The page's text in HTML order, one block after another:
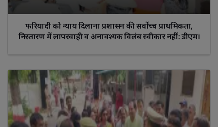
फरियादी को न्याय दिलाना प्रशासन की सर्वाेच्च प्राथमिकता,
निस्तारण में लापरवाही व अनावश्यक विलंब स्वीकार नहीं: डीएम।